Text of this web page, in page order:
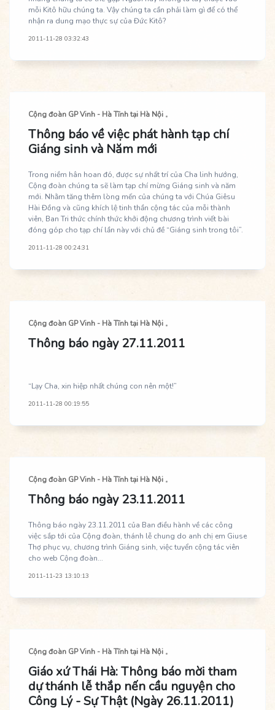
mỗi Kitô hữu chúng ta. Vậy chúng ta cần phải làm gì để có thể
nhận ra dung mạo thực sự của Đức Kitô?
2011-11-28 03:32:43
Cộng đoàn GP Vinh - Hà Tĩnh tại Hà Nội
Thông báo về việc phát hành tạp chí
Giáng sinh và Năm mới
Trong niềm hân hoan đó, được sự nhất trí của Cha linh hướng,
Cộng đoàn chúng ta sẽ làm tạp chí mừng Giáng sinh và năm
mới. Nhằm tăng thêm lòng mến của chúng ta với Chúa Giêsu
Hài Đồng và cũng khích lệ tinh thần cộng tác của mỗi thành
viên, Ban Tri thức chính thức khởi động chương trình viết bài
đóng góp cho tạp chí lần này với chủ đề “Giáng sinh trong tôi”.
2011-11-28 00:24:31
Cộng đoàn GP Vinh - Hà Tĩnh tại Hà Nội
Thông báo ngày 27.11.2011
“Lạy Cha, xin hiệp nhất chúng con nên một!”
2011-11-28 00:19:55
Cộng đoàn GP Vinh - Hà Tĩnh tại Hà Nội
Thông báo ngày 23.11.2011
Thông báo ngày 23.11.2011 của Ban điều hành về các công
việc sắp tới của Cộng đoàn, thánh lễ chung do anh chị em Giuse
Thợ phục vụ, chương trình Giáng sinh, việc tuyển cộng tác viên
cho web Cộng đoàn...
2011-11-23 13:10:13
Cộng đoàn GP Vinh - Hà Tĩnh tại Hà Nội
Giáo xứ Thái Hà: Thông báo mời tham
dự thánh lễ thắp nến cầu nguyện cho
Công Lý - Sự Thật (Ngày 26.11.2011)